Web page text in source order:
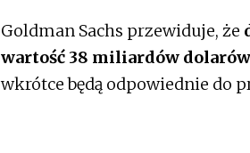
Goldman Sachs przewiduje, że
wartość 38 miliardów dolarów
wkrótce będą odpowiednie do